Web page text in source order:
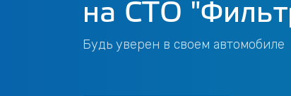
на СТО
Будь уверен в своем автомобиле